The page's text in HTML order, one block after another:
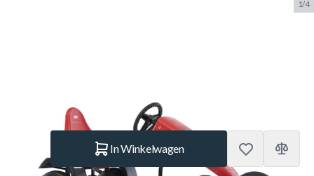
1/4
€ 659.–
In Winkelwagen